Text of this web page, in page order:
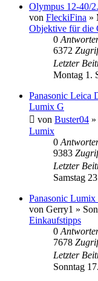
Olympus 12-40/
von FleckiFina »
Objektive für die
0
6372
Letzter
Montag 1.
Panasonic Leica
Lumix G
von Buster04
Lumix
0
9383
Letzter
Samstag
Panasonic
von Gerry1 »
Einkaufstipps
0
7678
Letzter
Sonntag